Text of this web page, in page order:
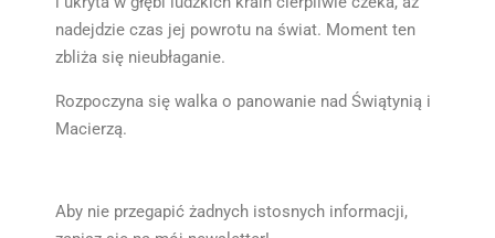
nadejdzie czas jej powrotu na świat. Moment ten
zbliża się nieubłaganie.
Rozpoczyna się walka o panowanie nad Świątynią i
Macierzą.
Aby nie przegapić żadnych istosnych informacji,